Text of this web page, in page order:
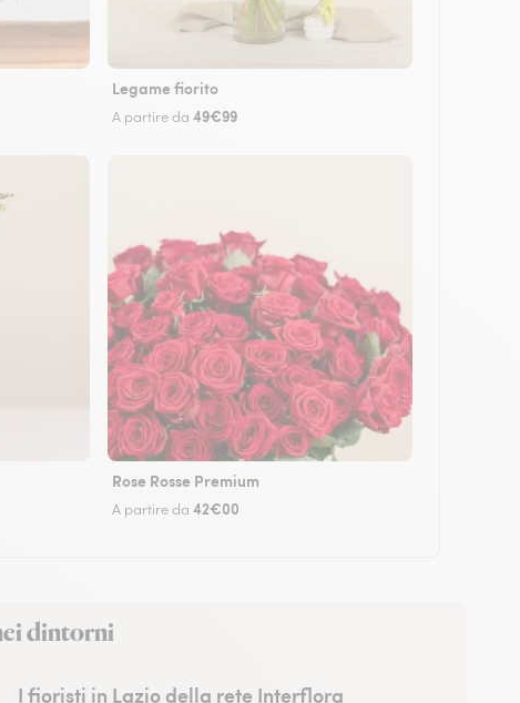
Legame fiorito
A partire da 49€99
Rose Rosse Premium
A partire da 42€00
dintorni
I fioristi in Lazio della rete Interflora